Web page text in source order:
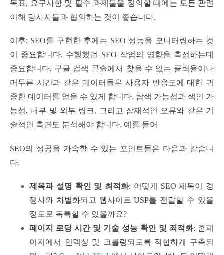
목표, 요구사항 및 필수 과제들을 정의할 때에는 모든 관련
이해 당사자들과 협의하는 것이 좋습니다.
이후: SEO를 구현한 후에는 SEO 성능을 모니터링하는 것
이 중요합니다. 수행했던 SEO 작업의 영향을 측정하는데
중요합니다. 구글 검색 콘솔에서 찾을 수 있는 클릭율이나
머무른 시간과 같은 데이터들은 사용자 반응도에 대한 귀
중한 데이터를 얻을 수 있게 합니다. 탐색 가능성과 색인 가
능성, 내부 및 외부 링크, 그리고 잠재적인 오류와 같은 기
술적인 측면도 분석해야 합니다. 예를 들어
SEO의 성공을 가속할 수 있는 포인트들은 다음과 같습니
다.
제목과 설명 확인 및 최적화: 어떻게 SEO 제목이 경
쟁사와 차별화되고 웹사이트 USP를 전달할 수 있을
정도로 독특할 수 있을까요?
페이지 로딩 시간 및 기술 성능 확인 및 죄적화: 홈페
이지에서 인덱싱 및 크롤링되도록 적합하게 구축되